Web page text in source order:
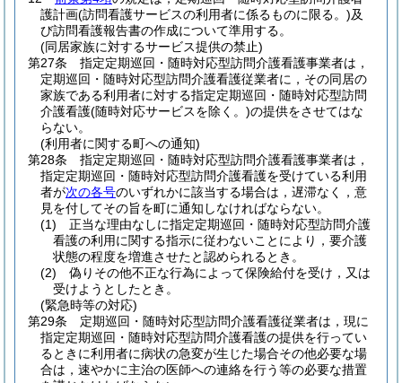
護計画(訪問看護サービスの利用者に係るものに限る。)及
び訪問看護報告書の作成について準用する。
(同居家族に対するサービス提供の禁止)
第27条
指定定期巡回・随時対応型訪問介護看護事業者は，
定期巡回・随時対応型訪問介護看護従業者に，その同居の
家族である利用者に対する指定定期巡回・随時対応型訪問
介護看護(随時対応サービスを除く。)の提供をさせてはな
らない。
(利用者に関する町への通知)
第28条
指定定期巡回・随時対応型訪問介護看護事業者は，
指定定期巡回・随時対応型訪問介護看護を受けている利用
者が次の各号のいずれかに該当する場合は，遅滞なく，意
見を付してその旨を町に通知しなければならない。
(1)
正当な理由なしに指定定期巡回・随時対応型訪問介護
看護の利用に関する指示に従わないことにより，要介護
状態の程度を増進させたと認められるとき。
(2)
偽りその他不正な行為によって保険給付を受け，又は
受けようとしたとき。
(緊急時等の対応)
第29条
定期巡回・随時対応型訪問介護看護従業者は，現に
指定定期巡回・随時対応型訪問介護看護の提供を行ってい
るときに利用者に病状の急変が生じた場合その他必要な場
合は，速やかに主治の医師への連絡を行う等の必要な措置